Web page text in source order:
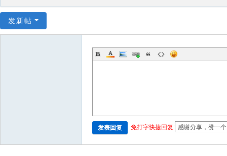
发新帖
发表回复 免打字快捷回复: